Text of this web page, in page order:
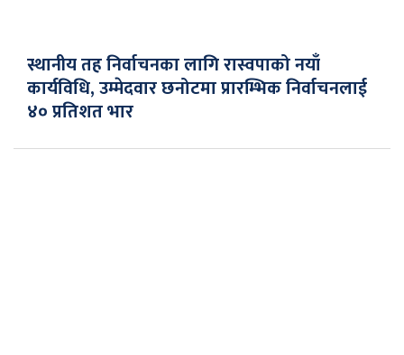
स्थानीय तह निर्वाचनका लागि रास्वपाको नयाँ
कार्यविधि, उम्मेदवार छनोटमा प्रारम्भिक निर्वाचनलाई
४० प्रतिशत भार